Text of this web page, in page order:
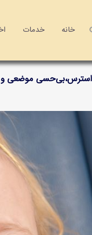
خانه خدمات
موضعی و